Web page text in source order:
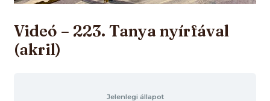
Videó – 223. Tanya nyírfával
(akril)
Jelenlegi állapot